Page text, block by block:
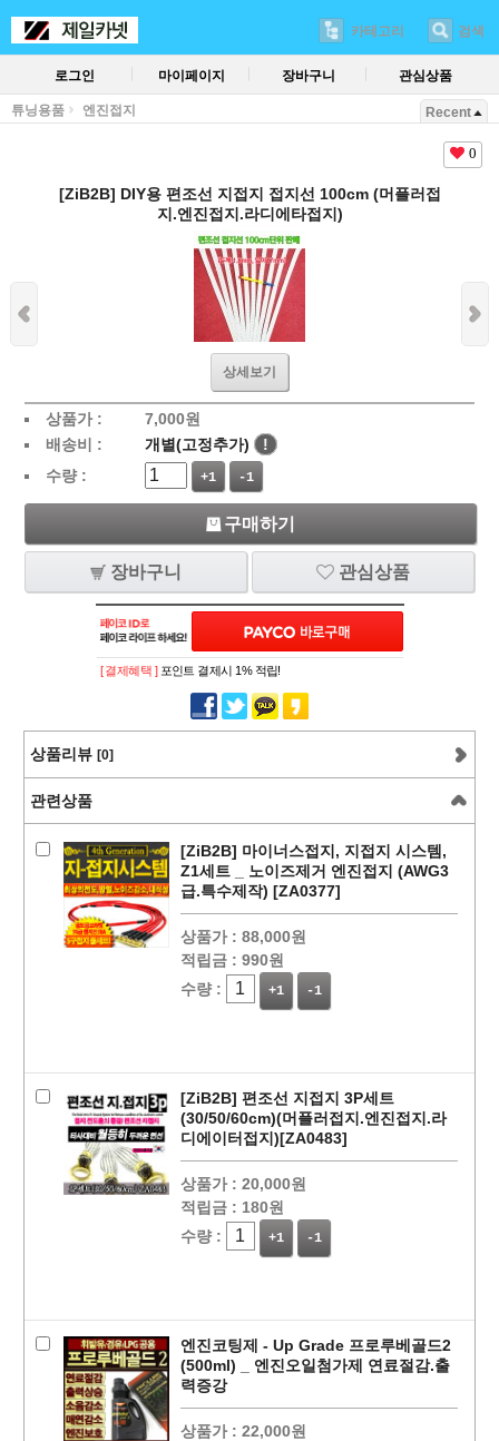
카테고리 검색
로그인 마이페이지 장바구니 관심상품
튜닝용품 엔진접지 Recent
0
[ZiB2B] DIY용 편조선 지접지 접지선 100cm (머플러접
지.엔진접지.라디에타접지)
상세보기
상품가 : 7,000원
배송비 :
개별(고정추가)
!
수량 :
+1 -1
구매하기
장바구니 관심상품
페이코 ID로
PAYCO 바로
[ 결제혜택 ] 포인트 결제시 1% 적립!
상품리뷰 [0]
관련상품
[ZiB2B] 마이너스접지, 지접지 시스템,
Z1세트 _ 노이즈제거 엔진접지 (AWG3
급.특수제작) [ZA0377]
상품가 : 88,000원
적립금 : 990원
수량 :
+1 -1
[ZiB2B] 편조선 지접지 3P세트
(30/50/60cm)(머플러접지.엔진접지.라
디에이터접지)[ZA0483]
상품가 : 20,000원
적립금 : 180원
수량 :
+1 -1
엔진코팅제 - Up Grade 프로루베골드2
(500ml) _ 엔진오일첨가제 연료절감.출
력증강
상품가 : 22,000원